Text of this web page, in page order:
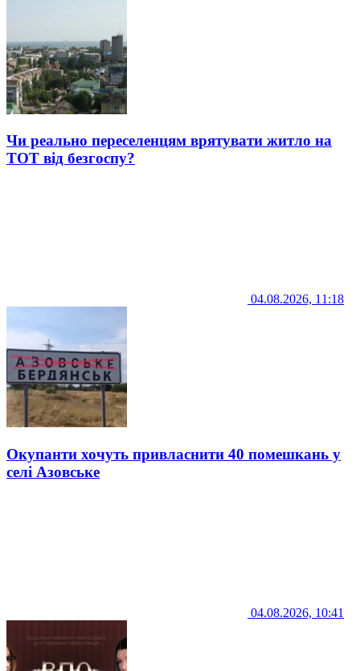
Чи реально переселенцям врятувати житло на
ТОТ від безгоспу?
04.08.2026, 11:18
Окупанти хочуть привласнити 40 помешкань у
селі Азовське
04.08.2026, 10:41